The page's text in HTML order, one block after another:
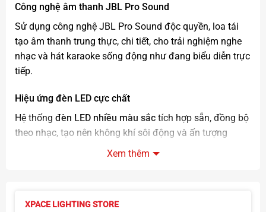
Công nghệ âm thanh JBL Pro Sound
Sử dụng công nghệ JBL Pro Sound độc quyền, loa tái
tạo âm thanh trung thực, chi tiết, cho trải nghiệm nghe
nhạc và hát karaoke sống động như đang biểu diễn trực
tiếp.
Hiệu ứng đèn LED cực chất
Hệ thống đèn LED nhiều màu sắctích hợp sẵn, đồng bộ
theo nhạc, tạo nên không khí sôi động và ấn tượng
Xem thêm
XPACE LIGHTING STORE